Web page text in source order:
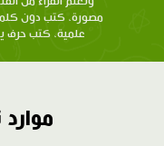
مصورة، كتب دون
علمية، كتب حرف